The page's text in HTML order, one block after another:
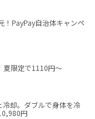
！PayPay自治体キャンペ
夏限定で1110円～
却。ダブルで身体を冷
円